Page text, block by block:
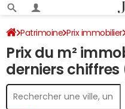
Patrimoine Prix immobilier
Prix du m²
derniers chiffres